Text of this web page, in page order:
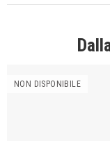
NON DISPONIBILE